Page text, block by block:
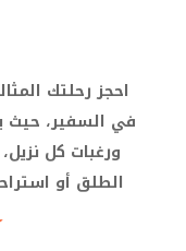
احجز رحلتك
في السفير، حيث
ورغبات كل
الطلق أو